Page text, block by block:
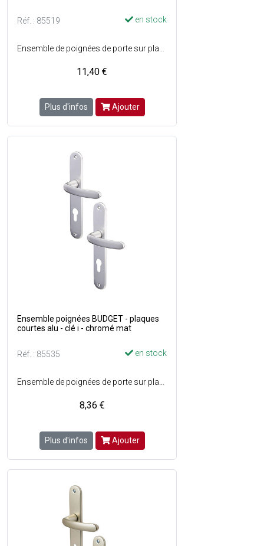
Réf. : 85519 en stock
11,40 €
Plus d'infos Ajouter
Ensemble poignées BUDGET - plaques
courtes alu - clé i - chromé mat
Réf. : 85535 en stock
8,36 €
Plus d'infos Ajouter